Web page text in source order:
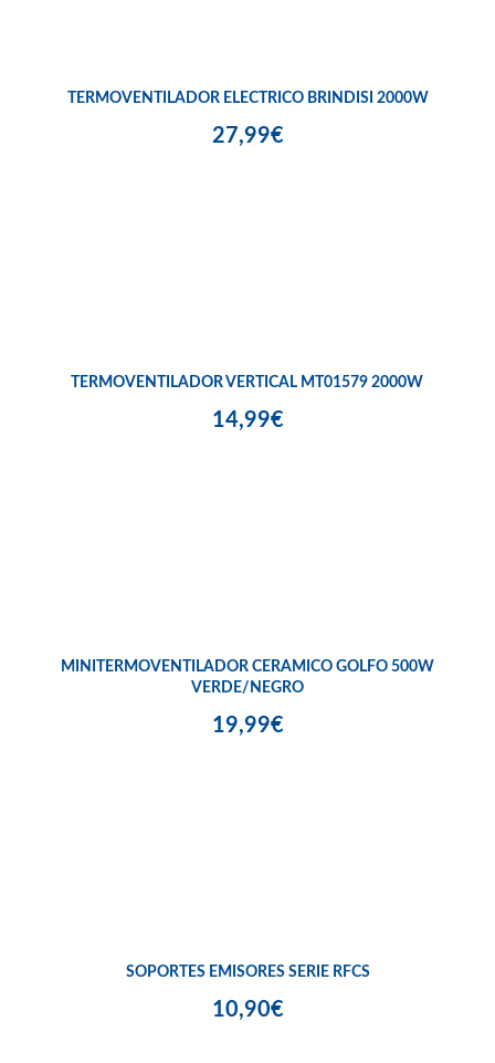
TERMOVENTILADOR ELECTRICO BRINDISI 2000W
27,99€
TERMOVENTILADOR VERTICAL MT01579 2000W
14,99€
MINITERMOVENTILADOR CERAMICO GOLFO 500W
VERDE/NEGRO
19,99€
SOPORTES EMISORES SERIE RFCS
10,90€